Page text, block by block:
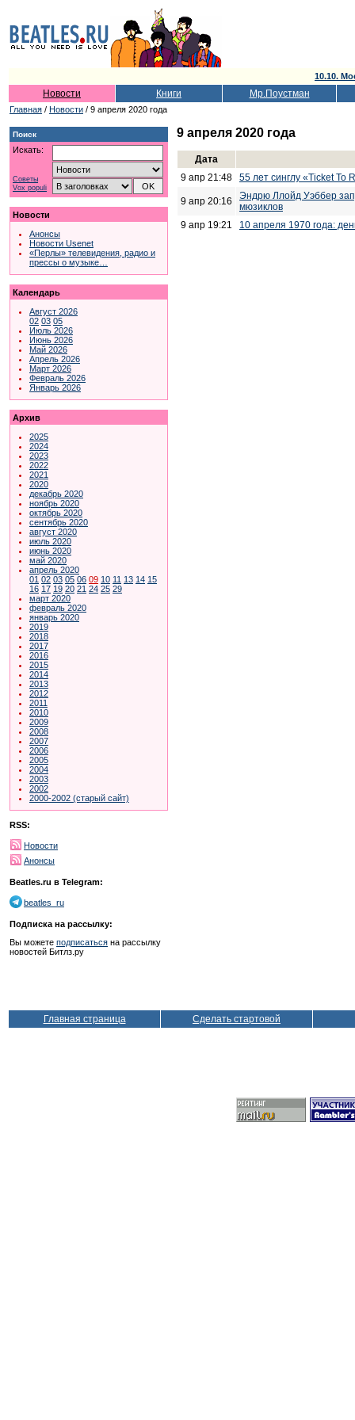
10.10.
Новости Книги Мр.Поустман
Главная / Новости / 9 апреля 2020 года
Поиск
Искать:
Советы
Vox populi
Новости
Анонсы
Новости Usenet
«Перлы» телевидения, радио и
прессы о музыке…
Календарь
Август 2026
02 03 05
Июль 2026
Июнь 2026
Май 2026
Апрель 2026
Март 2026
Февраль 2026
Январь 2026
Архив
2025
2024
2023
2022
2021
2020
декабрь 2020
ноябрь 2020
октябрь 2020
сентябрь 2020
август 2020
июль 2020
июнь 2020
май 2020
апрель 2020
01 02 03 05 06 09 10 11 13 14 15
16 17 19 20 21 24 25 29
март 2020
февраль 2020
январь 2020
2019
2018
2017
2016
2015
2014
2013
2012
2011
2010
2009
2008
2007
2006
2005
2004
2003
2002
2000-2002 (старый сайт)
RSS:
Новости
Анонсы
Beatles.ru в Telegram:
beatles_ru
Подписка на рассылку:
Вы можете подписаться на рассылку
новостей Битлз.ру
9 апреля 2020 года
Дата
9 апр 21:48
55 лет синглу «Ticket To
9 апр 20:16
Эндрю Ллойд Уэббер
мюзиклов
9 апр 19:21
10 апреля 1970 года:
Главная страница Сделать стартовой